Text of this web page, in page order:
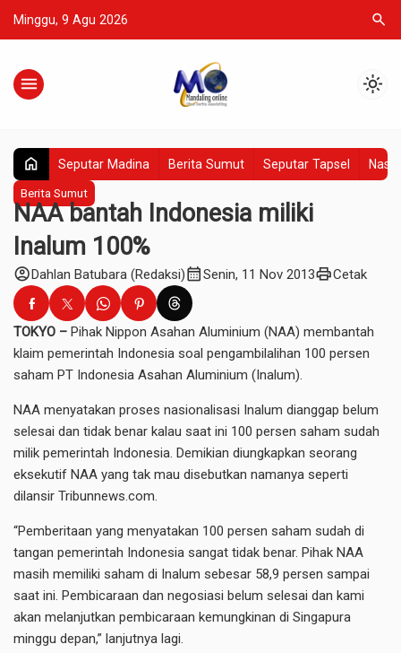
Minggu, 9 Agu 2026 search
menu light_mode
home Seputar Madina Berita Sumut Seputar Tapsel
Berita Sumut
NAA bantah Indonesia miliki
Inalum 100%
account_circleDahlan Batubara (Redaksi)calendar_monthSenin, 11 Nov 2013printCetak
TOKYO – Pihak Nippon Asahan Aluminium (NAA) membantah
klaim pemerintah Indonesia soal pengambilalihan 100 persen
saham PT Indonesia Asahan Aluminium (Inalum).
NAA menyatakan proses nasionalisasi Inalum dianggap belum
selesai dan tidak benar kalau saat ini 100 persen saham sudah
milik pemerintah Indonesia. Demikian diungkapkan seorang
eksekutif NAA yang tak mau disebutkan namanya seperti
dilansir Tribunnews.com.
“Pemberitaan yang menyatakan 100 persen saham sudah di
tangan pemerintah Indonesia sangat tidak benar. Pihak NAA
masih memiliki saham di Inalum sebesar 58,9 persen sampai
saat ini. Pembicaraan dan negosiasi belum selesai dan kami
akan melanjutkan pembicaraan kemungkinan di Singapura
minggu depan,” lanjutnya lagi.